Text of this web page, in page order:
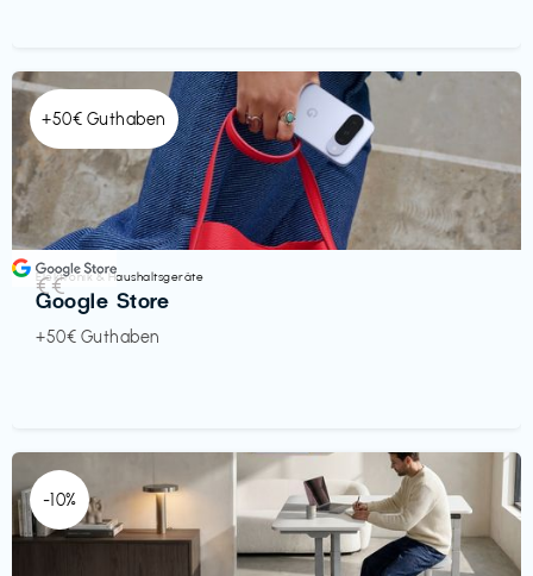
+50€ Guthaben
Elektronik & Haushaltsgeräte
Google Store
+50€ Guthaben
€€‎
-10%